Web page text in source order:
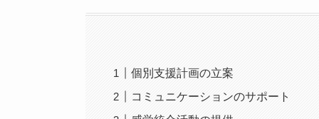
個別支援計画の立案
コミュニケーションのサポート